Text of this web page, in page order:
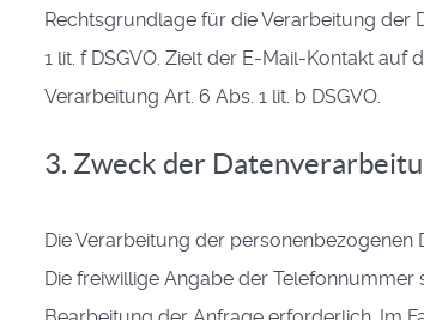
Rechtsgrundlage für die Verarbeitung der
1 lit. f DSGVO. Zielt der E-Mail-Kontakt
Verarbeitung Art. 6 Abs. 1 lit. b DSGVO.
3. Zweck der
Die Verarbeitung der
Die freiwillige Angabe der